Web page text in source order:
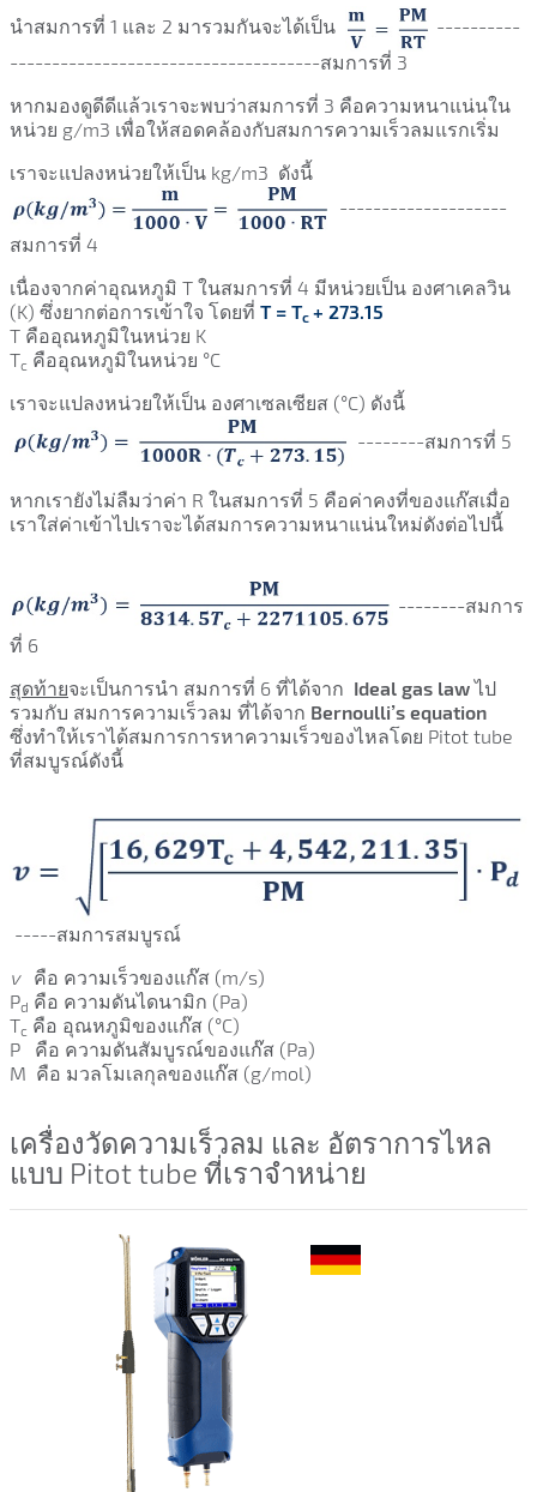
นำสมการที่ 1 และ 2 มารวมกันจะได้เป็น
----------
-------------------------------------สมการที่ 3
หากมองดูดีดีแล้วเราจะพบว่าสมการที่ 3 คือความหนาแน่นใน
หน่วย g/m3 เพื่อให้สอดคล้องกับสมการความเร็วลมแรกเริ่ม
เราจะแปลงหน่วยให้เป็น kg/m3 ดังนี้
--------------------
สมการที่ 4
เนื่องจากค่าอุณหภูมิ T ในสมการที่ 4 มีหน่วยเป็น องศาเคลวิน
(K) ซึ่งยากต่อการเข้าใจ โดยที่ T = Tc + 273.15
T คืออุณหภูมิในหน่วย K
Tc คืออุณหภูมิในหน่วย °C
เราจะแปลงหน่วยให้เป็น องศาเซลเซียส (°C) ดังนี้
--------สมการที่ 5
หากเรายังไม่ลืมว่าค่า R ในสมการที่ 5 คือค่าคงที่ของแก๊สเมื่อ
เราใส่ค่าเข้าไปเราจะได้สมการความหนาแน่นใหม่ดังต่อไปนี้
--------สมการ
ที่ 6
สุดท้ายจะเป็นการนำ สมการที่ 6 ที่ได้จาก Ideal gas lawไป
รวมกับ สมการความเร็วลม ที่ได้จาก Bernoulli’s equation
ซึ่งทำให้เราได้สมการการหาความเร็วของไหลโดย Pitot tube
ที่สมบูรณ์ดังนี้
-----สมการสมบูรณ์
vคือ ความเร็วของแก๊ส (m/s)
Pd คือ ความดันไดนามิก (Pa)
Tc คือ อุณหภูมิของแก๊ส (°C)
P คือ ความดันสัมบูรณ์ของแก๊ส (Pa)
M คือ มวลโมเลกุลของแก๊ส (g/mol)
เครื่องวัดความเร็วลม และ อัตราการไหล
แบบ Pitot tube ที่เราจำหน่าย